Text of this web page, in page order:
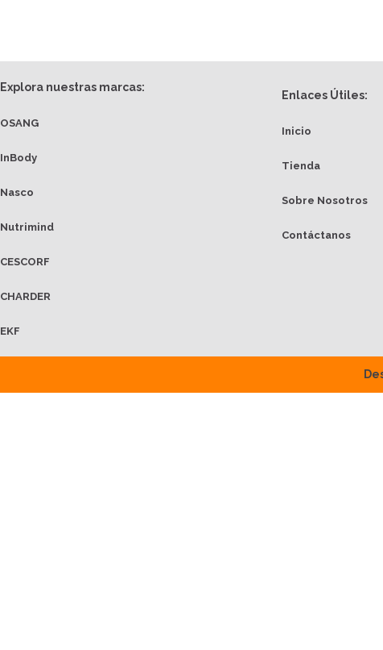
Explora nuestras marcas:
OSANG
InBody
Nasco
Nutrimind
CESCORF
CHARDER
EKF
Enlaces Útiles:
Inicio
Tienda
Sobre Nosotros
Contáctanos